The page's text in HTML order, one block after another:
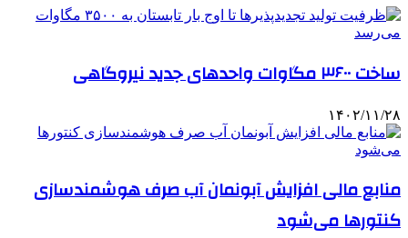
ساخت ۳۶۰۰ مگاوات واحدهای جدید نیروگاهی
۱۴۰۲/۱۱/۲۸
منابع مالی افزایش آبونمان آب صرف هوشمندسازی
کنتورها می‌شود